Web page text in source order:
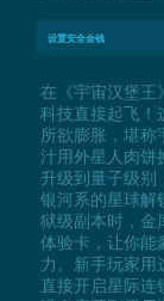
设置安全金钱
在《宇宙汉堡王
科技直接起飞！
所欲膨胀，堪称
汁用外星人肉饼
升级到量子级别
银河系的星球解
狱级副本时，金
体验卡，让你能
力。新手玩家用
直接开启星际连